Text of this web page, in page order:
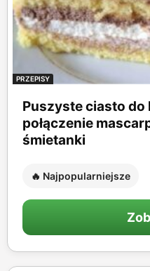
PRZEPISY
Puszyste ciasto
połączenie
śmietanki
🔥 Najpopularniejsze